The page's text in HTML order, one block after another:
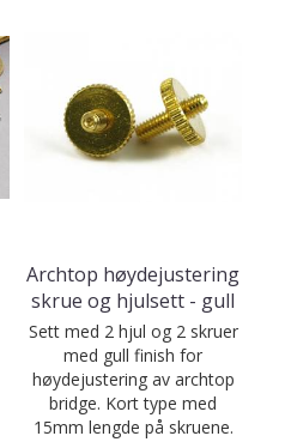
Archtop høydejustering
skrue og hjulsett - gull
Sett med 2 hjul og 2 skruer
med gull finish for
høydejustering av archtop
bridge. Kort type med
15mm lengde på skruene.